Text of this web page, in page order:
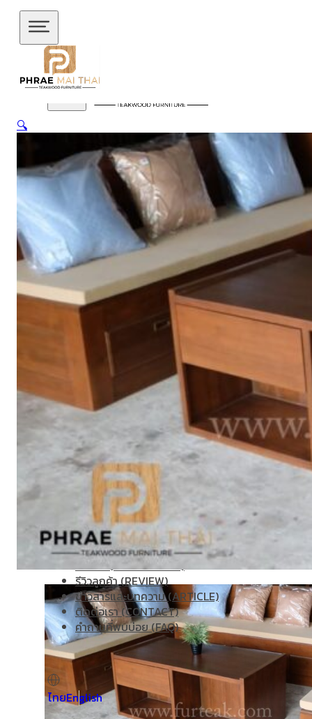
ข้ามไปยังเนื้อหาหลัก
สินค้าของเรา
อัปเดตล่าสุด
ชั้นวางทีวีชั้นวางทีวี ไม้สักโมเดิร์นชั้นวางทีวี ไม้สักมินิ
มอล
ชั้นวางของไม้สักชุดกาแฟขาเหล็กชุดนั่งระเบียง
รับแขกชุดโต๊ะไม้แท้ชุดโต๊ะไม้สัก โมเดิร์น
นิมอลชุดโต๊ะบาร์ ชุดโต๊ะอาหารตู้ตู้เสื้อผ้าตู้เสื้อผ้า โมเดิร์น
ตู้รองเท้า
ตู้หนังสือ / ชั้นวางหนังสือ ตู้หัวเตียงตู้โชว์ตู้โชว์
ไม้สัก โมเดิร์น
ประตูไม้สัก โมเดิร์น
ประตูบานคู่ ประตูบานเฟี้ยม
หน้าต่าง
ห้องชุด เก้าอี้ไม้สัก โมเดิร์นเก้าอี้ไม้สัก มินิ
เตียง เตียงไม้สัก โมเดิร์นเตียงไม้สัก มินิมอลโซฟา
โซฟาไม้สัก โมเดิร์นโต๊ะไม้สัก โต๊ะกลางโซฟา
โต๊ะทำงาน
โต๊ะทํางานไม้สัก โมเดิร์น
โต๊ะทำงานไม้สัก มินิมอลโต๊ะ
ประชุม
โต๊ะวางของ โต๊ะหมู่บูชา โต๊ะอาหารโต๊ะกินข้าวไม้สัก
กลมโต๊ะกินข้าวไม้สัก โมเดิร์น
โต๊ะกินข้าวไม้สัก มินิมอล
โต๊ะเครื่อง(แป้ง)ไม้แปรรูป อื่นๆสินค้าทั้งหมด (ALL
PRODUCT)
เกี่ยวกับเรา (ABOUT US)
ประวัติแพร่ไม้ไทย (COMPANY BACKGROUND)
ลูกค้าและพาร์ทเนอร์ (OUR CUSTOMERS)
โรงงานแพร่ไม้ไทย (FACTORY)
ผลงาน (ACHIVEMENT)
รีวิวลูกค้า (REVIEW)
ข่าวสารและบทความ (ARTICLE)
ติดต่อเรา (CONTACT)
คำถามที่พบบ่อย (FAQ)
English
ไทย
🔍